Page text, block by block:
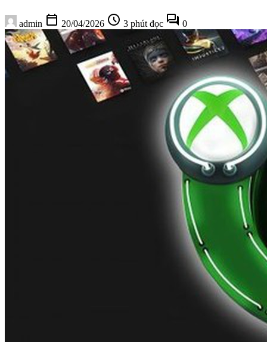
admin calendar_today 20/04/2026 schedule 3 phút đọc forum 0